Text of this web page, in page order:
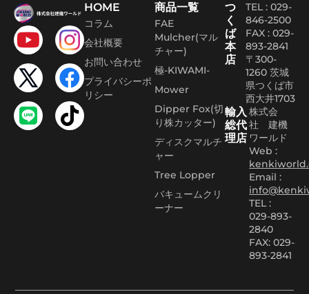
HOME
コラム
会社概要
お問い合わせ
プライバシーポ
リシー
商品一覧
FAE
Mulcher(マル
チャー)
極-KIWAMI-
Mower
Dipper Fox(切
り株カッター)
ディスクマルチ
ャー
Tree Lopper
バキュームクリ
ーナー
つ
く
ば
本
店
TEL : 029-
846-2500
FAX : 029-
893-2841
〒300-
1260 茨城
県つくば市
西大井1703
輸入
総代
理店
株式会
社 建機
ワールド
Web :
Email :
TEL :
029-893-
2840
FAX: 029-
893-2841